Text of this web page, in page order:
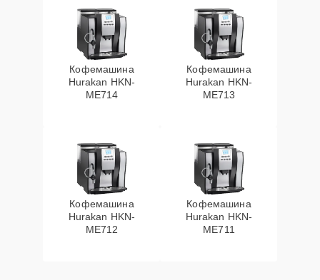
Кофемашина
Hurakan HKN-
ME714
Кофемашина
Hurakan HKN-
ME713
Кофемашина
Hurakan HKN-
ME712
Кофемашина
Hurakan HKN-
ME711